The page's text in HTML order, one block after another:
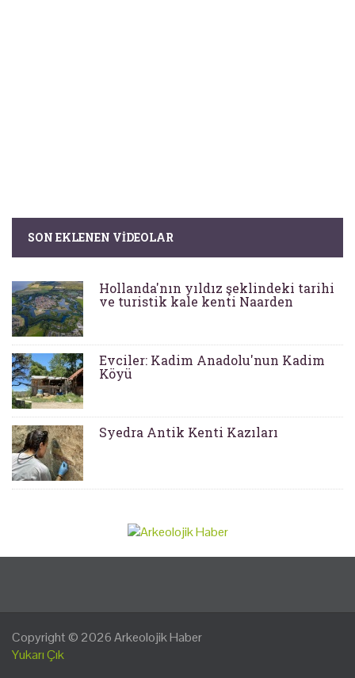
SON EKLENEN VIDEOLAR
Hollanda'nın yıldız şeklindeki tarihi
ve turistik kale kenti Naarden
Evciler: Kadim Anadolu'nun Kadim
Köyü
Syedra Antik Kenti Kazıları
Copyright © 2026Arkeolojik Haber
Yukarı Çık